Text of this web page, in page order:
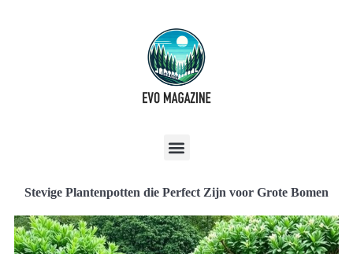
Stevige Plantenpotten die Perfect Zijn voor Grote Bomen